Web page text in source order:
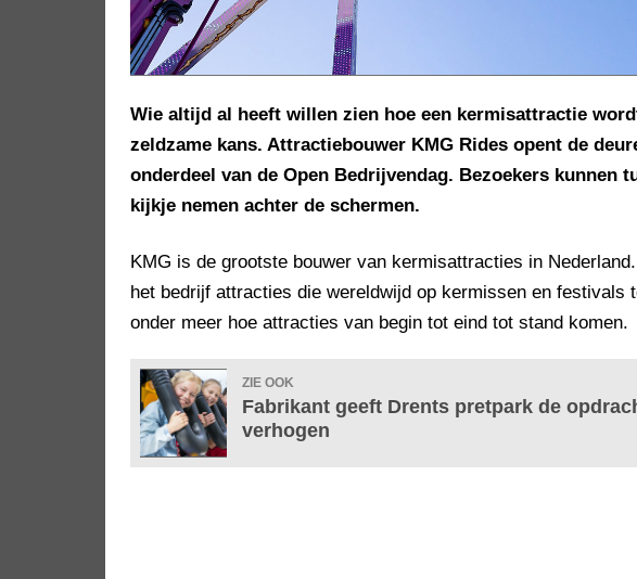
Wie altijd al heeft willen zien hoe een kermisattractie
zeldzame kans. Attractiebouwer KMG Rides opent de
onderdeel van de Open Bedrijvendag. Bezoekers kunnen
kijkje nemen achter de schermen.
KMG is de grootste bouwer van kermisattracties in
het bedrijf attracties die wereldwijd op kermissen en festivals
onder meer hoe attracties van begin tot eind tot stand komen.
ZIE OOK
Fabrikant geeft Drents pretpark de
verhogen